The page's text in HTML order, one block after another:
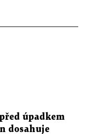
úpadkem
dosahuje